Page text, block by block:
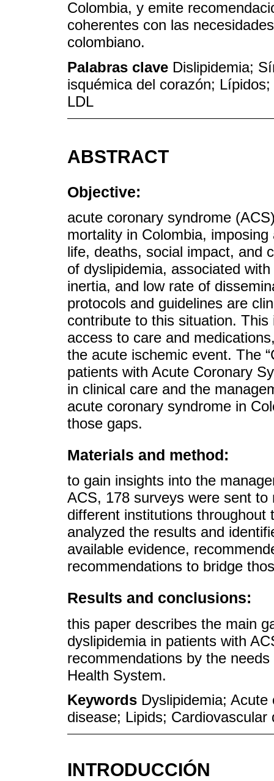
Colombia, y emite
coherentes con las
colombiano.
Palabras clave Dislipidemia;
isquémica del corazón;
LDL
ABSTRACT
Objective:
acute coronary syndrome
mortality in Colombia,
life, deaths, social impact, and
of dyslipidemia, associated
inertia, and low rate of
protocols and guidelines are
contribute to this situation.
access to care and
the acute ischemic event. The
patients with Acute Coronary
in clinical care and the
acute coronary syndrome in
those gaps.
Materials and method:
to gain insights into the
ACS, 178 surveys were sent
different institutions throughout
analyzed the results and
available evidence,
recommendations to bridge
Results and conclusions:
this paper describes the main
dyslipidemia in patients with
recommendations by the
Health System.
Keywords Dyslipidemia;
disease; Lipids;
INTRODUCCIÓN